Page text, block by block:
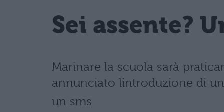
Sei assente?
Marinare la scuola sarà
annunciato lintroduzione di
un sms